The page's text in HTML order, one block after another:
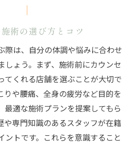
術の選び方とコツ
際は、自分の体調や悩みに合わせ
しょう。まず、施術前にカウンセ
てくれる店舗を選ぶことが大切で
りや腰痛、全身の疲労など目的を
最適な施術プランを提案してもら
や専門知識のあるスタッフが在籍
ントです。これらを意識すること